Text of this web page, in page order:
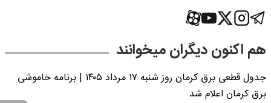
هم اکنون دیگران میخوانند
جدول قطعی برق کرمان روز شنبه ۱۷ مرداد ۱۴۰۵ | برنامه خاموشی
برق کرمان اعلام شد